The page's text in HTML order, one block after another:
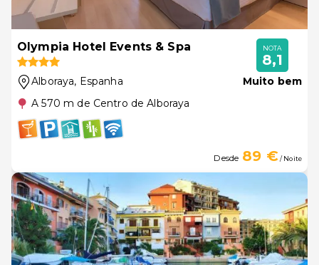
Olympia Hotel Events & Spa
Alboraya, Espanha
A 570 m de Centro de Alboraya
NOTA
8,1
Muito bem
Desde 89 €/ Noite